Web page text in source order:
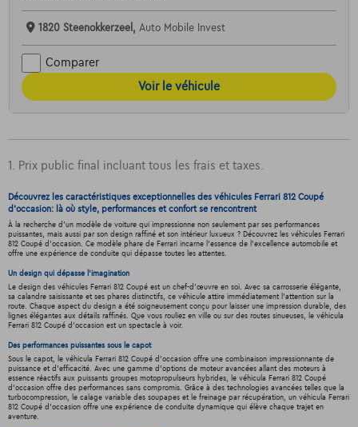
1820 Steenokkerzeel, Auto Mobile Invest
Comparer
Voir le véhicule
1. Prix public final incluant tous les frais et taxes.
Découvrez les caractéristiques exceptionnelles des véhicules Ferrari 812 Coupé
d'occasion: là où style, performances et confort se rencontrent
À la recherche d'un modèle de voiture qui impressionne non seulement par ses performances
puissantes, mais aussi par son design raffiné et son intérieur luxueux ? Découvrez les véhicules Ferrari
812 Coupé d'occasion. Ce modèle phare de Ferrari incarne l'essence de l'excellence automobile et
offre une expérience de conduite qui dépasse toutes les attentes.
Un design qui dépasse l'imagination
Le design des véhicules Ferrari 812 Coupé est un chef-d'œuvre en soi. Avec sa carrosserie élégante,
sa calandre saisissante et ses phares distinctifs, ce véhicule attire immédiatement l'attention sur la
route. Chaque aspect du design a été soigneusement conçu pour laisser une impression durable, des
lignes élégantes aux détails raffinés. Que vous rouliez en ville ou sur des routes sinueuses, le véhicula
Ferrari 812 Coupé d'occasion est un spectacle à voir.
Des performances puissantes sous le capot
Sous le capot, le véhicula Ferrari 812 Coupé d'occasion offre une combinaison impressionnante de
puissance et d'efficacité. Avec une gamme d'options de moteur avancées allant des moteurs à
essence réactifs aux puissants groupes motopropulseurs hybrides, le véhicula Ferrari 812 Coupé
d'occasion offre des performances sans compromis. Grâce à des technologies avancées telles que la
turbocompression, le calage variable des soupapes et le freinage par récupération, un véhicula Ferrari
812 Coupé d'occasion offre une expérience de conduite dynamique qui élève chaque trajet en
aventure.